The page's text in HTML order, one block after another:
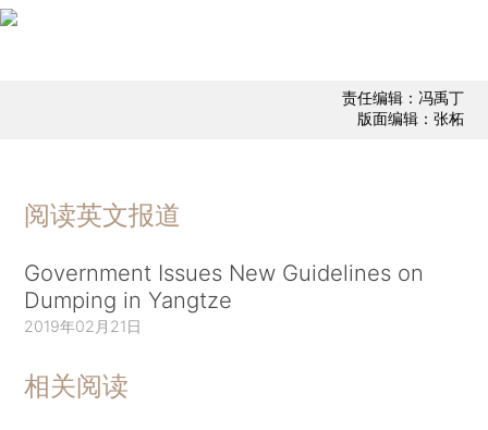
责任编辑：冯禹丁
版面编辑：张柘
阅读英文报道
Government Issues New Guidelines on
Dumping in Yangtze
2019年02月21日
相关阅读